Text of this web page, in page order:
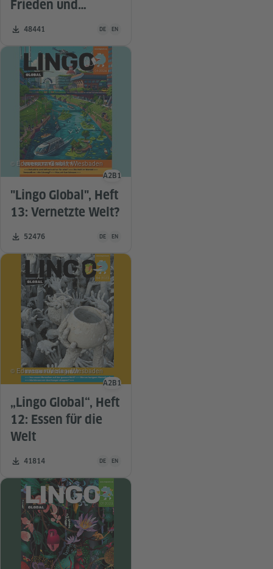
Frieden und
Gerechtigkeit?
Zahl der Downloads:
48441 Unterrichtsmaterial ist in folgenden Sprachen
DE EN
"Lingo Global", Heft
13: Vernetzte Welt?
Zahl der Downloads:
52476 Unterrichtsmaterial ist in folgenden Sprachen
DE EN
© Eduversum GmbH, Wiesbaden
Sprachniveau
A2 B1
„Lingo Global“, Heft
12: Essen für die
Welt
Zahl der Downloads:
41814 Unterrichtsmaterial ist in folgenden Sprachen
DE EN
© Eduversum Verlag, Wiesbaden
Sprachniveau
A2 B1